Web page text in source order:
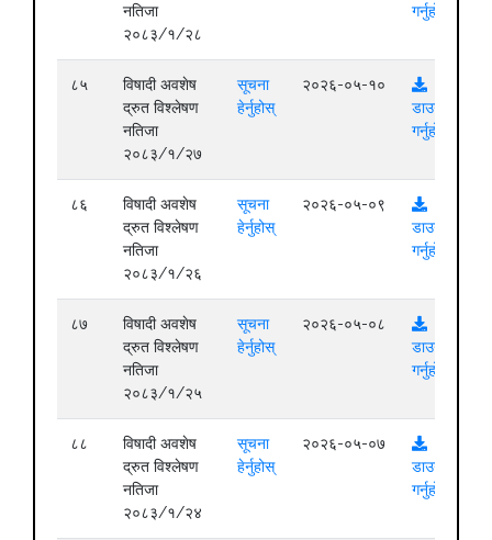
नतिजा
२०८३/१/२८
गर्नुहोस्
८५
विषादी अवशेष
द्रुत विश्लेषण
नतिजा
२०८३/१/२७
सूचना
हेर्नुहोस्
२०२६-०५-१०
डाउनलोड
गर्नुहोस्
८६
विषादी अवशेष
द्रुत विश्लेषण
नतिजा
२०८३/१/२६
सूचना
हेर्नुहोस्
२०२६-०५-०९
डाउनलोड
गर्नुहोस्
८७
विषादी अवशेष
द्रुत विश्लेषण
नतिजा
२०८३/१/२५
सूचना
हेर्नुहोस्
२०२६-०५-०८
डाउनलोड
गर्नुहोस्
८८
विषादी अवशेष
द्रुत विश्लेषण
नतिजा
२०८३/१/२४
सूचना
हेर्नुहोस्
२०२६-०५-०७
डाउनलोड
गर्नुहोस्